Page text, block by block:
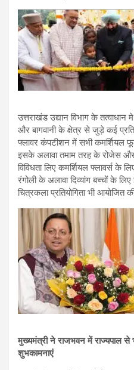
उत्तराखंड उद्यान विभाग के
और बागवानी के क्षेत्र से जुड़े कई
फ्लावर कंपटीशन में सभी कमर्शियल
इसके अलावा तमाम तरह के रोजेस
विविधता लिए कमर्शियल फ्लावर्स के
रंगोली के अलावा दिव्यांग बच्चों के
चित्रकला प्रतियोगिता भी आयोजित
मुख्यमंत्री ने राजभवन में राज्यपाल से
शुभकामनाएं